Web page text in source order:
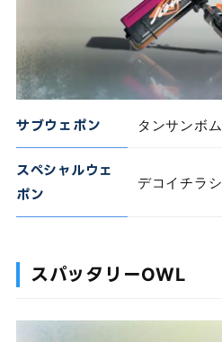
サブウェポン タンサンボム
スペシャルウェ
ポン
デコイチラシ
スパッタリーOWL